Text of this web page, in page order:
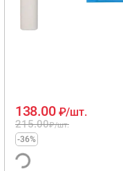
215.00₽/шт.
138.00 ₽/шт.
-36%